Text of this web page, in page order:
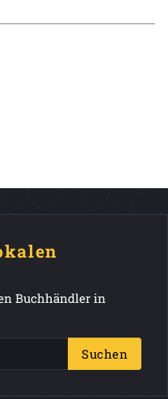
Buchhändler in
Suchen